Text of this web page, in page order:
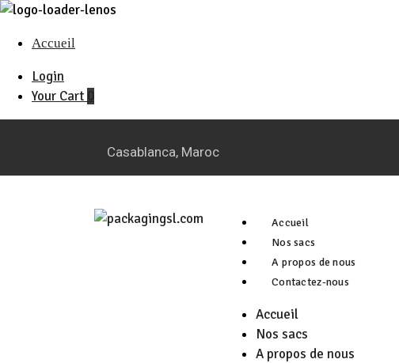
Accueil
Login
Your Cart 0
Casablanca, Maroc
Accueil
Nos sacs
A propos de nous
Contactez-nous
Accueil
Nos sacs
A propos de nous